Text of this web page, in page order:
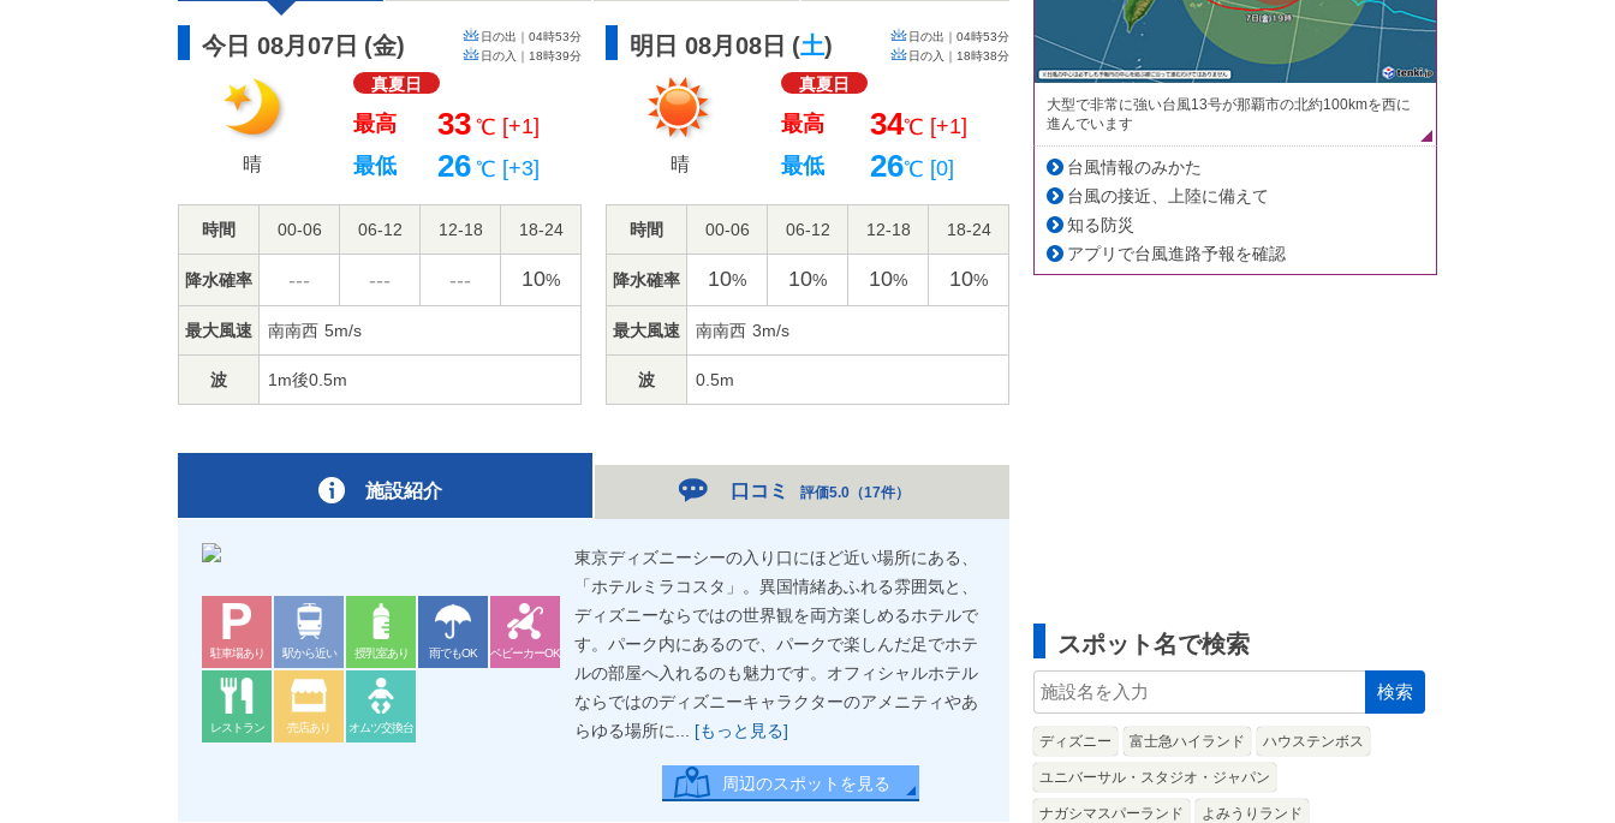
今日 08月07日 (金) 日の出｜ 04時53分
日の入｜ 18時39分
晴
真夏日
最高 33 ℃ [+1]
最低
26 ℃ [+3]
時間 00-06 06-12 12-18 18-24
降水確率 --- --- --- 10%
最大風速 南南西 5m/s
波 1m後0.5m
明日 08月08日 (土) 日の出｜ 04時53分
日の入｜ 18時38分
晴
真夏日
最高 34℃ [+1]
最低
26℃ [0]
時間 00-06 06-12 12-18 18-24
降水確率 10% 10% 10% 10%
最大風速 南南西 3m/s
波 0.5m
施設紹介 口コミ 評価5.0 （17件）
駐車場あり 駅から近い 授乳室あり 雨でもOK ベビーカーOK
レストラン 売店あり オムツ交換台
東京ディズニーシーの入り口にほど近い場所にある、
「ホテルミラコスタ」。異国情緒あふれる雰囲気と、
ディズニーならではの世界観を両方楽しめるホテルで
す。パーク内にあるので、パークで楽しんだ足でホテ
ルの部屋へ入れるのも魅力です。オフィシャルホテル
ならではのディズニーキャラクターのアメニティやあ
らゆる場所に... [もっと見る]
周辺のスポットを見る
大型で非常に強い台風13号が那覇市の北約100kmを西に
進んでいます
台風情報のみかた
台風の接近、上陸に備えて
知る防災
アプリで台風進路予報を確認
スポット名で検索
検索
ディズニー 富士急ハイランド ハウステンボス
ユニバーサル・スタジオ・ジャパン
ナガシマスパーランド よみうりランド